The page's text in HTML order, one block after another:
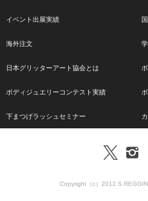
イベント出展実績
海外注文
日本グリッターアート協会とは
ボディジュエリーコンテスト実績
下まつげラッシュセミナー
Copyright（c）2012